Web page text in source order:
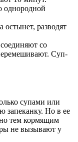
однородной
остынет, разводят
со
Суп-
супами или
запеканку. Но в ее
тем кормящим
не вызывают у